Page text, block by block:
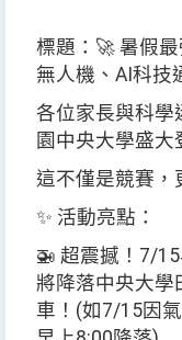
標題： 🚀 暑假
無人機、 AI 科技
各位家長與科學
園中央大學盛大
這不僅是競賽，
✨ 活動亮點：
🚁 超震撼！ 7/15
將降落中央大學
車！ (如 7/15因